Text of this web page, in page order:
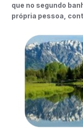
que no segundo
própria pessoa,